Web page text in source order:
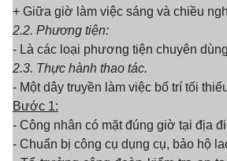
+ Giữa giờ làm việc sáng và chiều
2.2. Phương tiện:
- Là các loại phương tiện chuyên
2.3. Thực hành thao tác.
- Một dây truyền làm việc bố trí tối
Bước 1:
- Công nhân có mặt đúng giờ tại địa
- Chuẩn bị công cụ dụng cụ, bảo hộ